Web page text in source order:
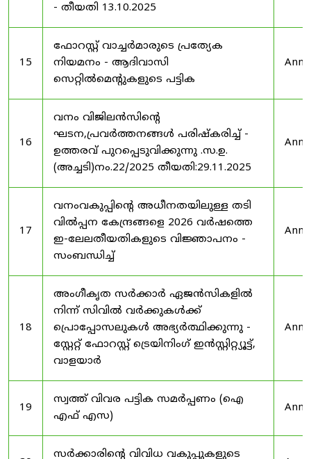
- തീയതി 13.10.2025
15
ഫോറസ്റ്റ് വാച്ചർമാരുടെ പ്രത്യേക
നിയമനം - ആദിവാസി
സെറ്റിൽമെന്റുകളുടെ പട്ടിക
16
വനം വിജിലൻസിന്റെ
ഘടന,പ്രവർത്തനങ്ങൾ പരിഷ്കരിച്ച് -
ഉത്തരവ് പുറപ്പെടുവിക്കുന്നു .സ.ഉ.
(അച്ചടി)നം.22/2025 തീയതി:29.11.2025
17
വനംവകുപ്പിന്റെ അധീനതയിലുള്ള തടി
വിൽപ്പന കേന്ദ്രങ്ങളെ 2026 വർഷത്തെ
ഇ-ലേലതീയതികളുടെ വിജ്ഞാപനം -
സംബന്ധിച്ച്
18
അംഗീകൃത സർക്കാർ ഏജൻസികളിൽ
നിന്ന് സിവിൽ വർക്കുകൾക്ക്
പ്രൊപ്പോസലുകൾ അഭ്യർത്ഥിക്കുന്നു -
സ്റ്റേറ്റ് ഫോറസ്റ്റ് ട്രെയിനിംഗ് ഇൻസ്റ്റിറ്റ്യൂട്ട്,
വാളയാർ
19
സ്വത്ത് വിവര പട്ടിക സമർപ്പണം (ഐ
എഫ് എസ)
സർക്കാരിന്റെ വിവിധ വകുപ്പുകളുടെ